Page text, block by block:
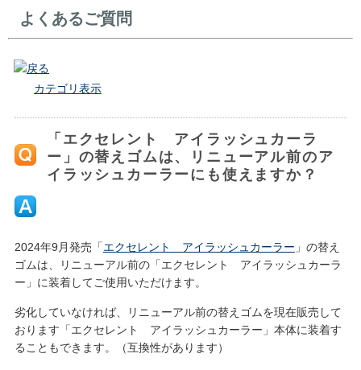
よくあるご質問
戻る
カテゴリ表示
「エクセレント アイラッシュカーラ
ー」の替えゴムは、リニューアル前のア
イラッシュカーラーにも使えますか？
2024年9月発売「エクセレント アイラッシュカーラー 」の替え
ゴムは、リニューアル前の「エクセレント アイラッシュカーラ
ー」に装着してご使用いただけます。
劣化していなければ、リニューアル前の替えゴムを現在販売して
おります「エクセレント アイラッシュカーラー」本体に装着す
ることもできます。（互換性があります）